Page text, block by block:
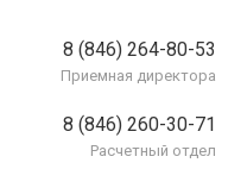
8 (846) 264-80-53
Приемная директора
8 (846) 260-30-71
Расчетный отдел